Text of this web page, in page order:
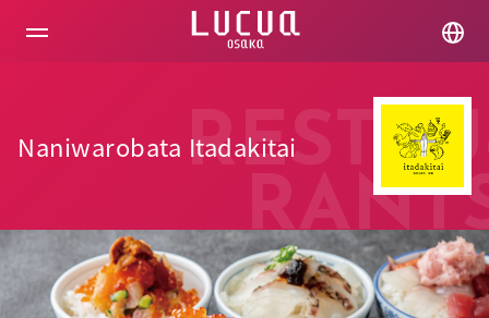
Naniwarobata Itadakitai